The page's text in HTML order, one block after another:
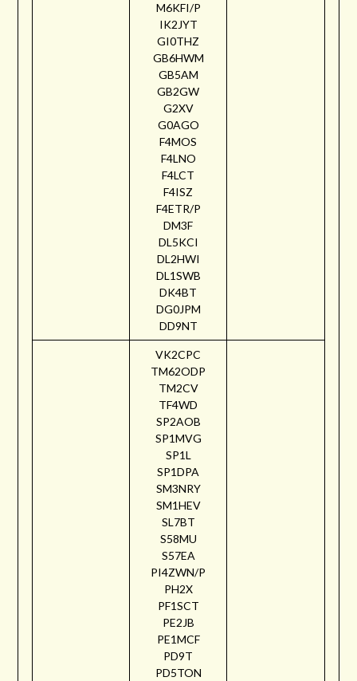
M6KFI/P
IK2JYT
GI0THZ
GB6HWM
GB5AM
GB2GW
G2XV
G0AGO
F4MOS
F4LNO
F4LCT
F4ISZ
F4ETR/P
DM3F
DL5KCI
DL2HWI
DL1SWB
DK4BT
DG0JPM
DD9NT
VK2CPC
TM62ODP
TM2CV
TF4WD
SP2AOB
SP1MVG
SP1L
SP1DPA
SM3NRY
SM1HEV
SL7BT
S58MU
S57EA
PI4ZWN/P
PH2X
PF1SCT
PE2JB
PE1MCF
PD9T
PD5TON